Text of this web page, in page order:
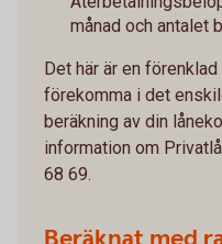
månad och antalet
Det här är en
förekomma i det
beräkning av din
information om
68 69.